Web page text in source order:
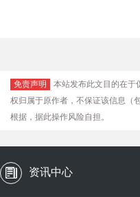
免责声明
本站发布此文目的在于
权归属于原作者，不保证该信息（
根据，据此操作风险自担。
资讯中心